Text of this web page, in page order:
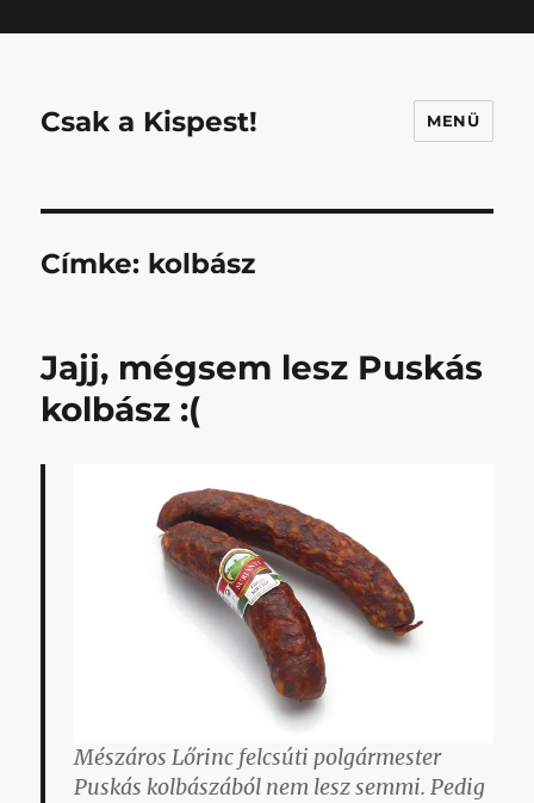
Csak a Kispest! MENÜ
Címke: kolbász
Jajj, mégsem lesz Puskás
kolbász :(
Mészáros Lőrinc felcsúti polgármester
Puskás kolbászából nem lesz semmi. Pedig